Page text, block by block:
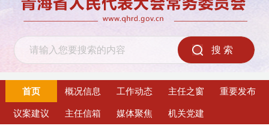
首页 概况信息 工作动态 主任之窗 重要发布
议案建议 主任信箱 媒体聚焦 机关党建